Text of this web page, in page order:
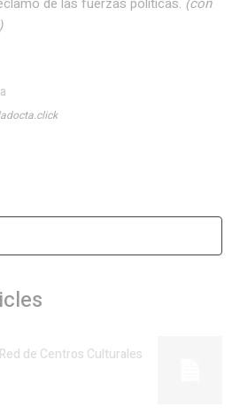
de Centros Culturales